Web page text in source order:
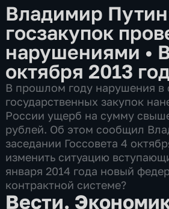
Владимир
госзакупок
нарушениями •
октября 2013
В прошлом году нарушения в
государственных закупок
России ущерб на сумму
рублей. Об этом сообщил
заседании Госсовета 4
изменить ситуацию
января 2014 года новый
контрактной системе?
Вести.